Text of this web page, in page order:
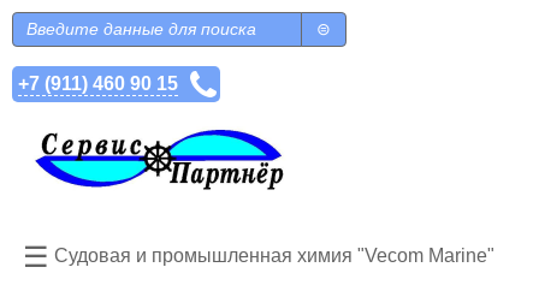
Перейти к основному содержанию
Форма поиска
Поиск
+7 (911) 460 90 15
☰ Судовая и промышленная химия "Vecom Marine"